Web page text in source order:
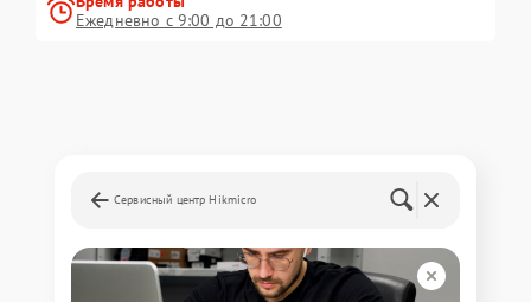
Ежедневно с 9:00 до 21:00
Сервисный центр Hikmicro